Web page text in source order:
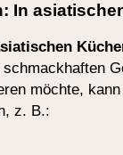
In
möchte,
z. B.: